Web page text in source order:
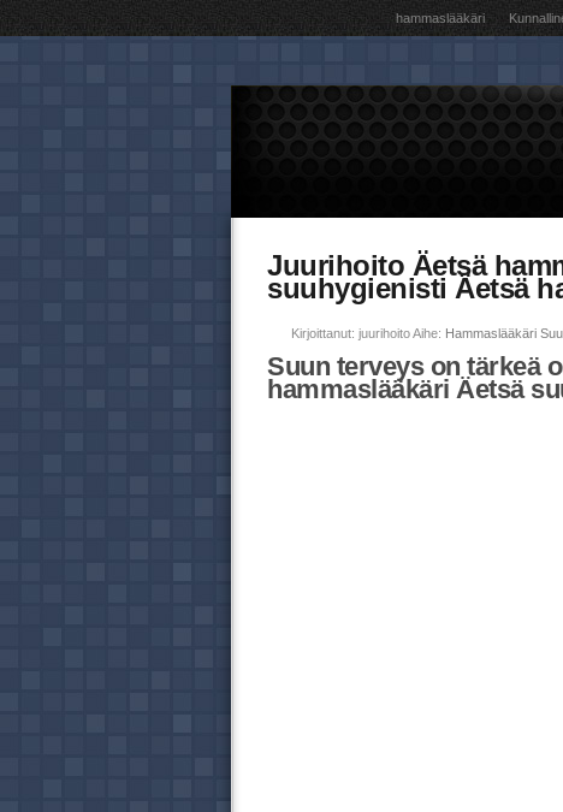
hammaslääkäri
Juurihoito Äetsä
suuhygienisti Äetsä
Kirjoittanut: juurihoito Aihe: Hammaslääkäri
Suun terveys on tärkeä
hammaslääkäri Äetsä